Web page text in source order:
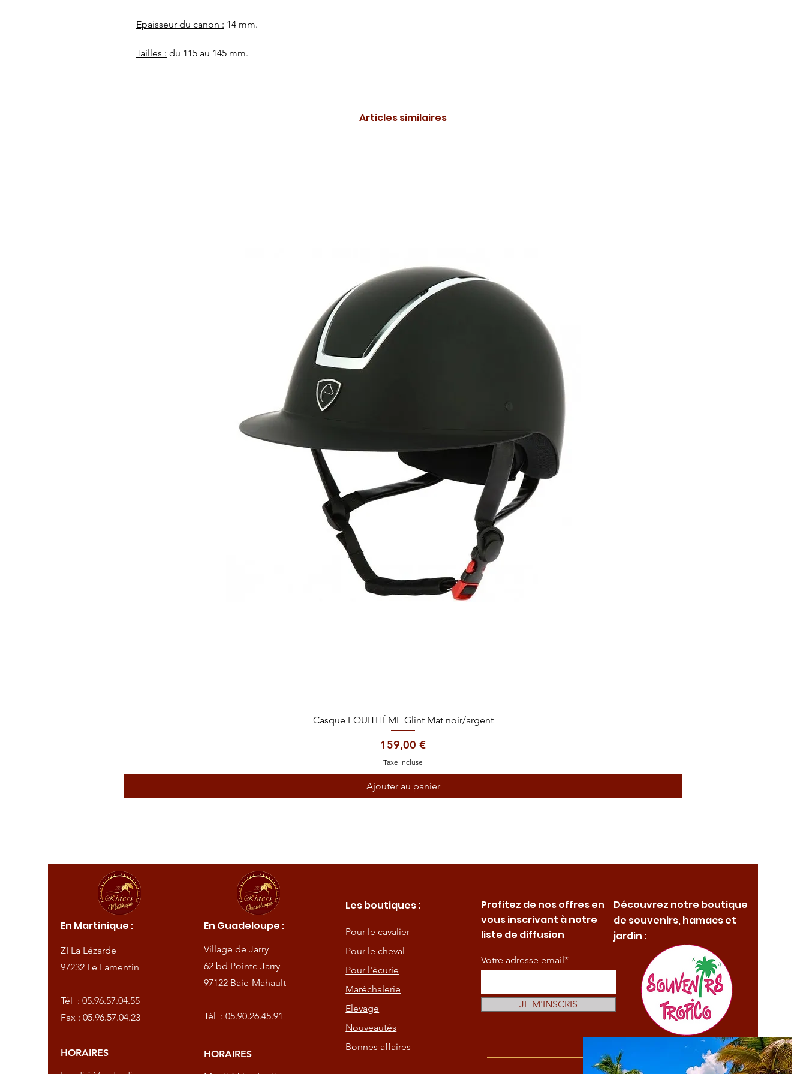
Epaisseur du canon : 14 mm.
Tailles : du 115 au 145 mm.
Articles similaires
Aperçu rapide
Casque EQUITHÈME Glint Mat noir/argent
Prix
159,00 €
Taxe Incluse
Ajouter au panier
En Martinique :
ZI La Lézarde
97232 Le Lamentin
Tél :05.96.57.04.55
Fax : 05.96.57.04.23
HORAIRES
En Guadeloupe :
Village de Jarry
62 bd Pointe Jarry
97122 Baie-Mahault
Tél : 05.90.26.45.91
HORAIRES
Les boutiques :
Pour le cavalier
Pour le cheval
Pour l'écurie
Maréchalerie
Elevage
Nouveautés
Bonnes affaires
Profitez de nos offres en
vous inscrivant à notre
liste de diffusion
Votre adresse email*
JE M'INSCRIS
Découvrez notre boutique
de souvenirs, hamacs et
jardin :